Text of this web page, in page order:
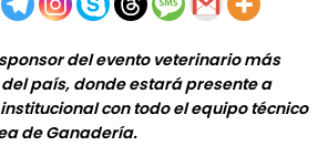
del evento veterinario más
país, donde estará presente a
con todo el equipo técnico
de Ganadería.